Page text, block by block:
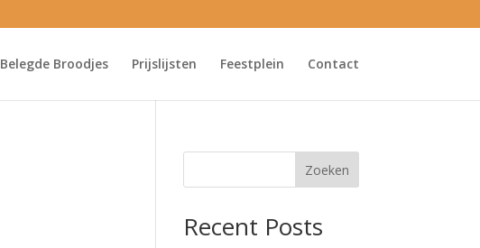
Belegde Broodjes Prijslijsten Feestplein Contact
Zoeken
Recent Posts